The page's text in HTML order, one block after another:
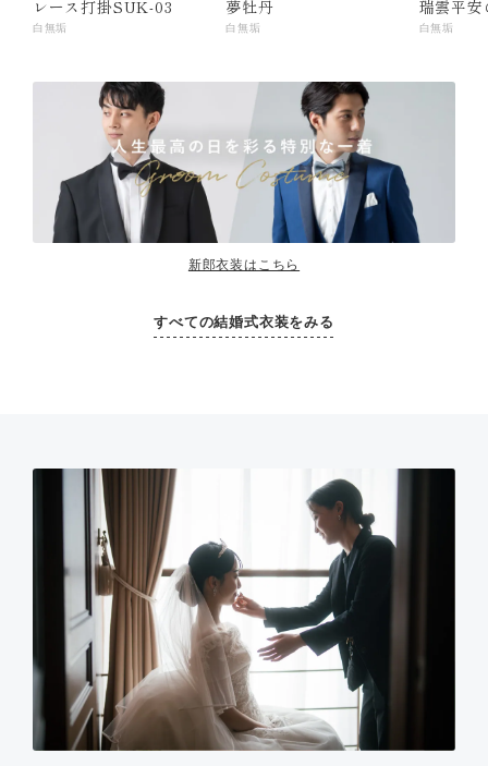
レース打掛SUK-03
白無垢
夢牡丹
白無垢
瑞雲平安
白無垢
新郎衣装はこちら
すべての結婚式衣装をみる